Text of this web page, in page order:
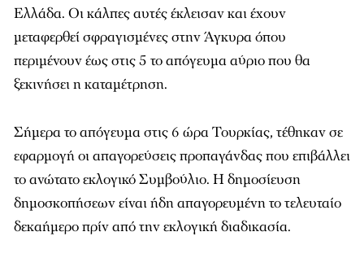
Ελλάδα. Οι κάλπες αυτές έκλεισαν και έχουν
μεταφερθεί σφραγισμένες στην Άγκυρα όπου
περιμένουν έως στις 5 το απόγευμα αύριο που θα
ξεκινήσει η καταμέτρηση.
Σήμερα το απόγευμα στις 6 ώρα Τουρκίας, τέθηκαν σε
εφαρμογή οι απαγορεύσεις προπαγάνδας που επιβάλλει
το ανώτατο εκλογικό Συμβούλιο. Η δημοσίευση
δημοσκοπήσεων είναι ήδη απαγορευμένη το τελευταίο
δεκαήμερο πρίν από την εκλογική διαδικασία.